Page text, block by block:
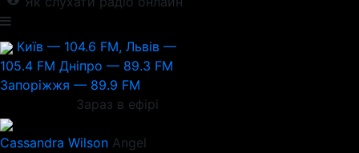
Київ — 104.6 FM, Львів —
105.4 FM Дніпро — 89.3 FM
Запоріжжя — 89.9 FM
Зараз в ефірі
Cassandra Wilson Angel